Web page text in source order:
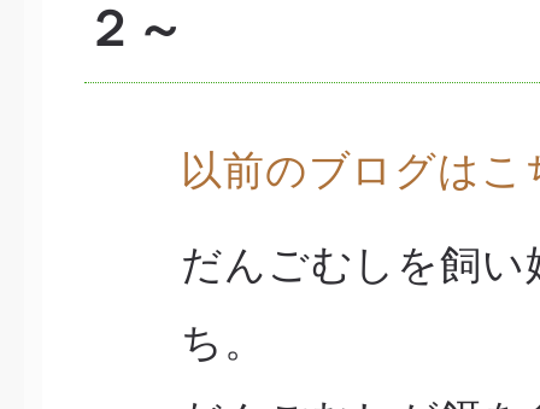
２～
以前のブログはこ
だんごむしを飼
ち。